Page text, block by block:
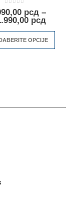
0out of 5рсд–
рсд
OPCIJE